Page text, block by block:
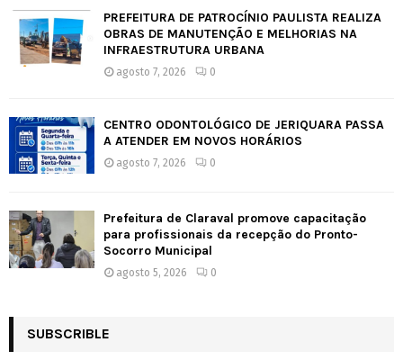
PREFEITURA DE PATROCÍNIO PAULISTA REALIZA
OBRAS DE MANUTENÇÃO E MELHORIAS NA
INFRAESTRUTURA URBANA
agosto 7, 2026 0
CENTRO ODONTOLÓGICO DE JERIQUARA PASSA
A ATENDER EM NOVOS HORÁRIOS
agosto 7, 2026 0
Prefeitura de Claraval promove capacitação
para profissionais da recepção do Pronto-
Socorro Municipal
agosto 5, 2026 0
SUBSCRIBLE